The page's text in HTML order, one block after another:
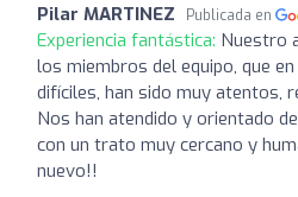
Pilar MARTINEZ Publicada en
Experiencia fantástica: Nuestro
los miembros del equipo, que
difíciles, han sido muy atentos,
Nos han atendido y orientado
con un trato muy cercano y
nuevo!!